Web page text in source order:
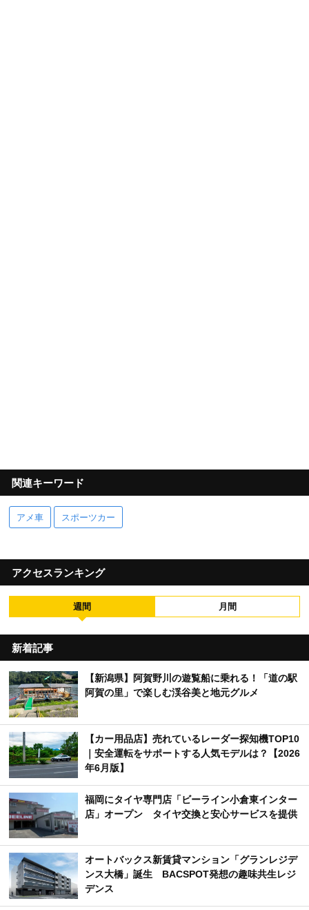
関連キーワード
アメ車 スポーツカー
アクセスランキング
週間 月間
新着記事
【新潟県】阿賀野川の遊覧船に乗れる！「道の駅
阿賀の里」で楽しむ渓谷美と地元グルメ
【カー用品店】売れているレーダー探知機TOP10
｜安全運転をサポートする人気モデルは？【2026
年6月版】
福岡にタイヤ専門店「ビーライン小倉東インター
店」オープン タイヤ交換と安心サービスを提供
オートバックス新賃貸マンション「グランレジデ
ンス大橋」誕生 BACSPOT発想の趣味共生レジ
デンス